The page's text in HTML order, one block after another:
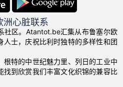
洲心脏联系
社区。Atantot.be汇集从布鲁塞尔欧
人士，庆祝比利时独特的多样性和团
根特的中世纪魅力里、列日的工业中
找到欣赏我们丰富文化织锦的兼容比